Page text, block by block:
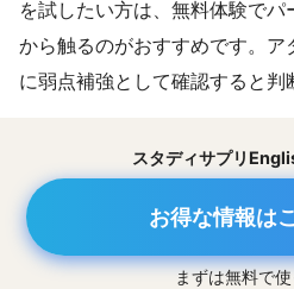
を試したい方は、無料体験で
から触るのがおすすめです。
に弱点補強として確認すると判
スタディサプリ
お得な情報は
まずは無料で